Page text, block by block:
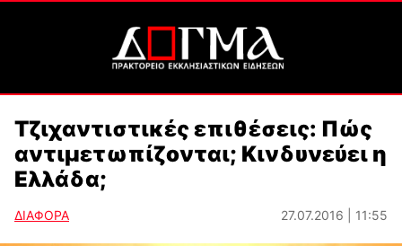
Τζιχαντιστικές επιθέσεις: Πώς
αντιμετωπίζονται; Κινδυνεύει η
Ελλάδα;
ΔΙΑΦΟΡΑ 27.07.2016 | 11:55